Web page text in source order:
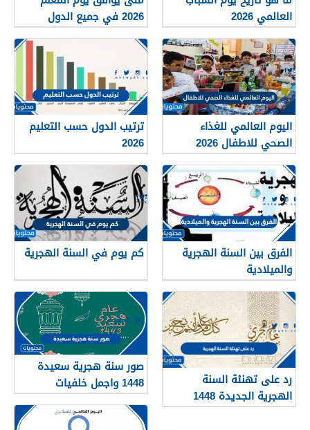
العالمي 2026
2026 في جميع الدول
العربية
اليوم العالمي للغذاء
الصحي للاطفال 2026
ترتيب الدول حسب التعليم
2026
الفرق بين السنة الهجرية
والميلادية
كم يوم في السنة الهجرية
رد على تهنئة السنة
الهجرية الجديدة 1448
صور سنة هجرية سعيدة
1448 واجمل خلفيات
ورمزيات العام الجديد